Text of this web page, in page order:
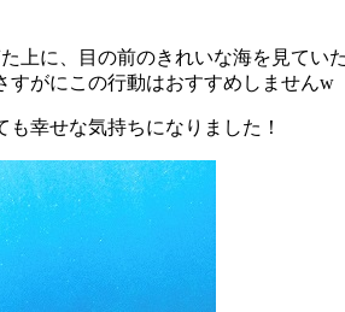
上に、目の前のきれいな海を見て
すがにこの行動はおすすめしませんw
幸せな気持ちになりました！